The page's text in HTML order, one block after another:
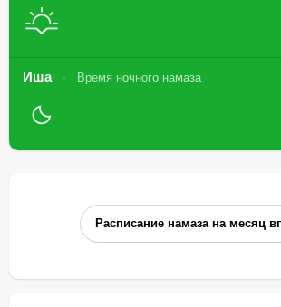
Иша Время ночного намаза
Расписание намаза на месяц